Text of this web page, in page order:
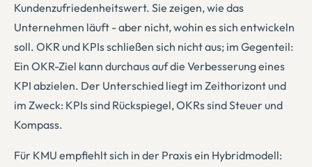
Kundenzufriedenheitswert. Sie zeigen, wie das
Unternehmen läuft - aber nicht, wohin es sich entwickeln
soll. OKR und KPIs schließen sich nicht aus; im Gegenteil:
Ein OKR-Ziel kann durchaus auf die Verbesserung eines
KPI abzielen. Der Unterschied liegt im Zeithorizont und
im Zweck: KPIs sind Rückspiegel, OKRs sind Steuer und
Kompass.
Für KMU empfiehlt sich in der Praxis ein Hybridmodell: